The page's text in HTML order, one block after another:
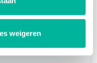
weigeren
Twizzit